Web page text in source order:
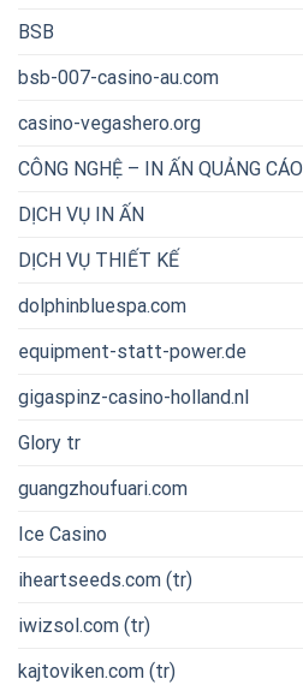
BSB
bsb-007-casino-au.com
casino-vegashero.org
CÔNG NGHỆ – IN ẤN QUẢNG CÁO
DỊCH VỤ IN ẤN
DỊCH VỤ THIẾT KẾ
dolphinbluespa.com
equipment-statt-power.de
gigaspinz-casino-holland.nl
Glory tr
guangzhoufuari.com
Ice Casino
iheartseeds.com (tr)
iwizsol.com (tr)
kajtoviken.com (tr)